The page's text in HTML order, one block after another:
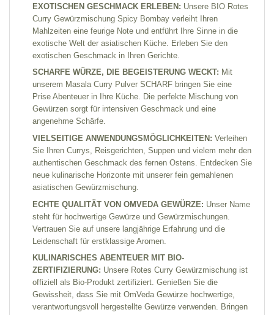
EXOTISCHEN GESCHMACK ERLEBEN: Unsere BIO Rotes
Curry Gewürzmischung Spicy Bombay verleiht Ihren
Mahlzeiten eine feurige Note und entführt Ihre Sinne in die
exotische Welt der asiatischen Küche. Erleben Sie den
exotischen Geschmack in Ihren Gerichte.
SCHARFE WÜRZE, DIE BEGEISTERUNG WECKT: Mit
unserem Masala Curry Pulver SCHARF bringen Sie eine
Prise Abenteuer in Ihre Küche. Die perfekte Mischung von
Gewürzen sorgt für intensiven Geschmack und eine
angenehme Schärfe.
VIELSEITIGE ANWENDUNGSMÖGLICHKEITEN: Verleihen
Sie Ihren Currys, Reisgerichten, Suppen und vielem mehr den
authentischen Geschmack des fernen Ostens. Entdecken Sie
neue kulinarische Horizonte mit unserer fein gemahlenen
asiatischen Gewürzmischung.
ECHTE QUALITÄT VON OMVEDA GEWÜRZE: Unser Name
steht für hochwertige Gewürze und Gewürzmischungen.
Vertrauen Sie auf unsere langjährige Erfahrung und die
Leidenschaft für erstklassige Aromen.
KULINARISCHES ABENTEUER MIT BIO-
ZERTIFIZIERUNG: Unsere Rotes Curry Gewürzmischung ist
offiziell als Bio-Produkt zertifiziert. Genießen Sie die
Gewissheit, dass Sie mit OmVeda Gewürze hochwertige,
verantwortungsvoll hergestellte Gewürze verwenden. Bringen